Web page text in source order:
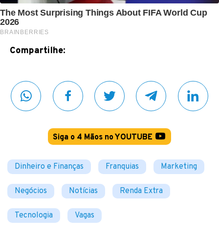
Compartilhe:
Siga o 4 Mãos no YOUTUBE
Dinheiro e Finanças Franquias Marketing
Negócios Notícias Renda Extra
Tecnologia Vagas